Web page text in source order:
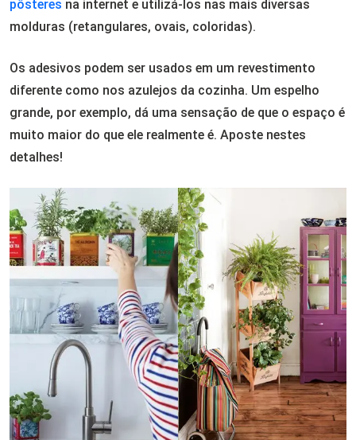
pôsteres na internet e utilizá-los nas mais diversas
molduras (retangulares, ovais, coloridas).
Os adesivos podem ser usados em um revestimento
diferente como nos azulejos da cozinha. Um espelho
grande, por exemplo, dá uma sensação de que o espaço é
muito maior do que ele realmente é. Aposte nestes
detalhes!